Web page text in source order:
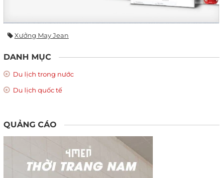
Xưởng May Jean
DANH MỤC
Du lịch trong nước
Du lịch quốc tế
QUẢNG CÁO